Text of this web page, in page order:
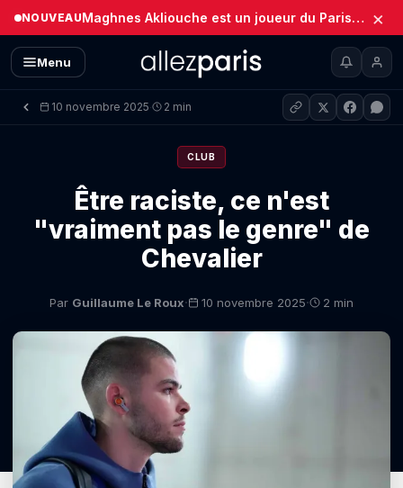
NOUVEAU Maghnes Akliouche est un joueur du Paris Saint-Germain (Officiel) ×
Menu
10 novembre 2025· 2 min
CLUB
Être raciste, ce n'est
"vraiment pas le genre" de
Chevalier
Par Guillaume Le Roux· 10 novembre 2025· 2 min